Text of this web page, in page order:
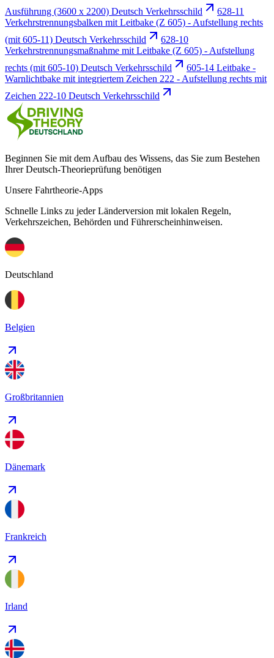
Ausführung (3600 x 2200) Deutsch Verkehrsschild
628-11
Verkehrstrennungsbalken mit Leitbake (Z 605) - Aufstellung rechts
(mit 605-11) Deutsch Verkehrsschild
628-10
Verkehrstrennungsmaßnahme mit Leitbake (Z 605) - Aufstellung
rechts (mit 605-10) Deutsch Verkehrsschild
605-14 Leitbake -
Warnlichtbake mit integriertem Zeichen 222 - Aufstellung rechts mit
Zeichen 222-10 Deutsch Verkehrsschild
Beginnen Sie mit dem Aufbau des Wissens, das Sie zum Bestehen
Ihrer Deutsch-Theorieprüfung benötigen
Unsere Fahrtheorie-Apps
Schnelle Links zu jeder Länderversion mit lokalen Regeln,
Verkehrszeichen, Behörden und Führerscheinhinweisen.
Deutschland
Belgien
Großbritannien
Dänemark
Frankreich
Irland